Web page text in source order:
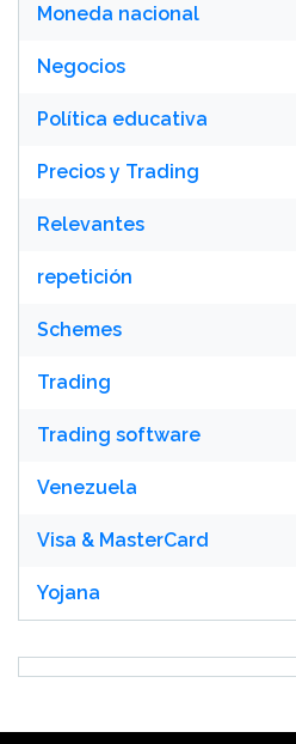
Moneda nacional
Negocios
Política educativa
Precios y Trading
Relevantes
repetición
Schemes
Trading
Trading software
Venezuela
Visa & MasterCard
Yojana